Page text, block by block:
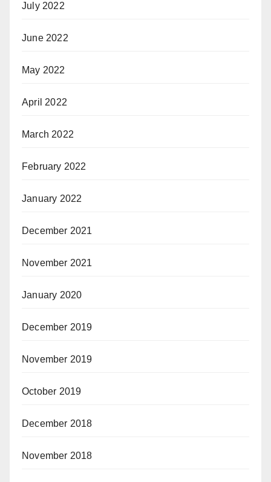
July 2022
June 2022
May 2022
April 2022
March 2022
February 2022
January 2022
December 2021
November 2021
January 2020
December 2019
November 2019
October 2019
December 2018
November 2018